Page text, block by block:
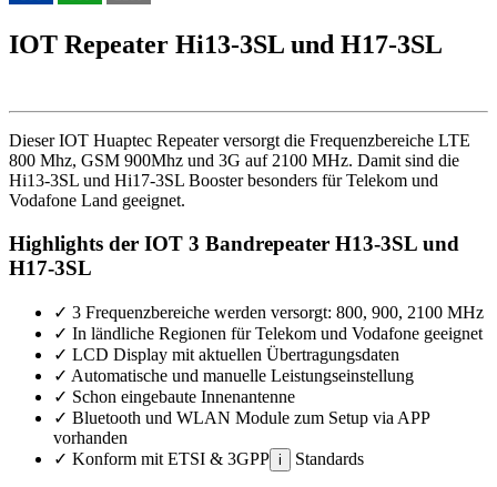
IOT Repeater Hi13-3SL und H17-3SL
Dieser IOT Huaptec Repeater versorgt die Frequenzbereiche LTE
800 Mhz, GSM 900Mhz und 3G auf 2100 MHz. Damit sind die
Hi13-3SL und Hi17-3SL Booster besonders für Telekom und
Vodafone Land geeignet.
Highlights der IOT 3 Bandrepeater H13-3SL und
H17-3SL
✓ 3 Frequenzbereiche werden versorgt: 800, 900, 2100 MHz
✓ In ländliche Regionen für Telekom und Vodafone geeignet
✓ LCD Display mit aktuellen Übertragungsdaten
✓ Automatische und manuelle Leistungseinstellung
✓ Schon eingebaute Innenantenne
✓ Bluetooth und WLAN Module zum Setup via APP
vorhanden
✓ Konform mit ETSI & 3GPP i Standards